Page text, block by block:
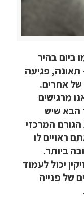
ביום בהיר
פגיעה
של אחרים.
מרגישים
הבא שיש
הגורם המרכזי
ראויים לו
ביותר.
יכול לעמוד
של פנייה